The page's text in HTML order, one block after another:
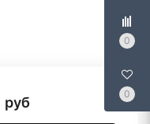
0
0
руб